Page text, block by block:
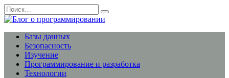
Перейти
к
содержанию
Search
for:
Базы данных
Безопасность
Изучение
Программирование и разработка
Технологии